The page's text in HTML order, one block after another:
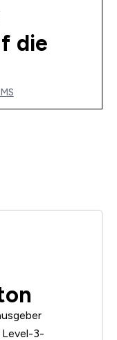
die
Level-3-